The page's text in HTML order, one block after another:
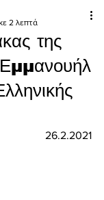
της
2 λεπτά
26.2.2021